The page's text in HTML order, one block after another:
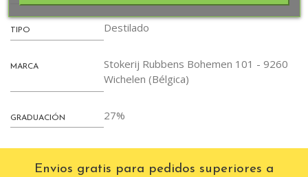
TIPO Destilado
MARCA
Stokerij Rubbens Bohemen 101 - 9260
Wichelen (Bélgica)
GRADUACIÓN 27%
Envios gratis para pedidos superiores a